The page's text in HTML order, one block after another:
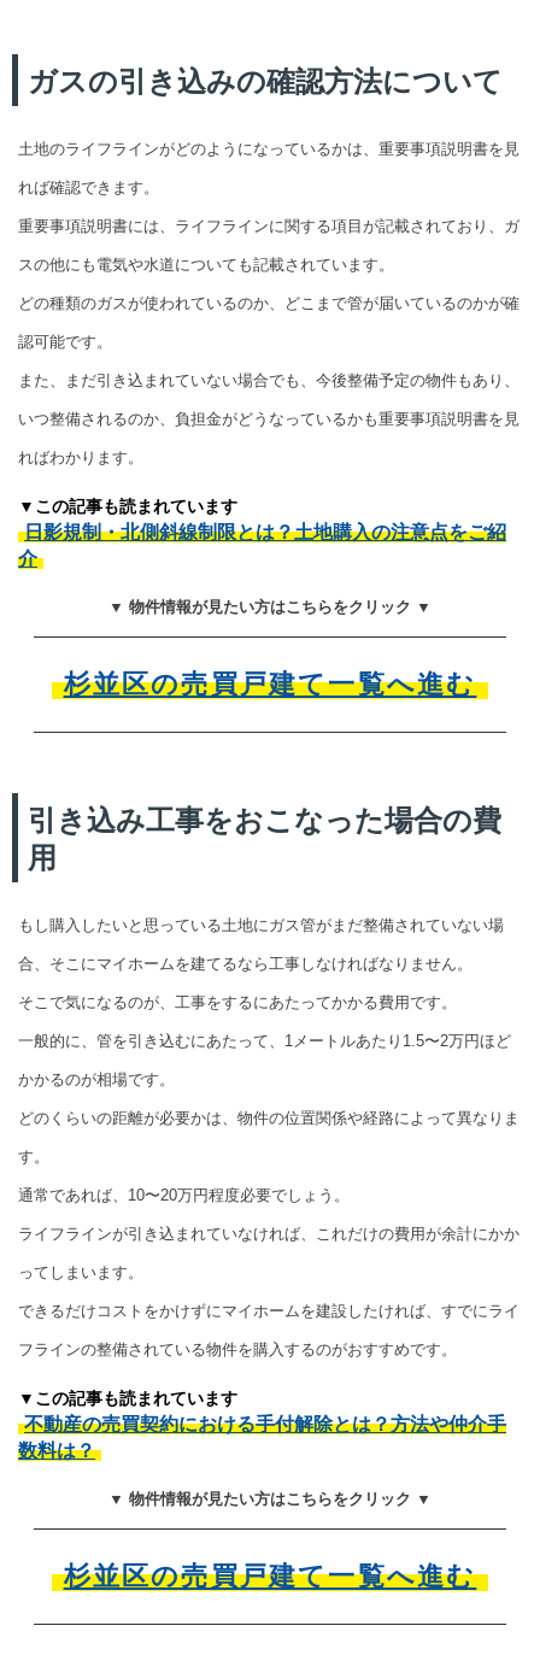
ガスの引き込みの確認方法について
土地のライフラインがどのようになっているかは、重要事項説明書を見
れば確認できます。
重要事項説明書には、ライフラインに関する項目が記載されており、ガ
スの他にも電気や水道についても記載されています。
どの種類のガスが使われているのか、どこまで管が届いているのかが確
認可能です。
また、まだ引き込まれていない場合でも、今後整備予定の物件もあり、
いつ整備されるのか、負担金がどうなっているかも重要事項説明書を見
ればわかります。
▼この記事も読まれています
日影規制・北側斜線制限とは？土地購入の注意点をご紹
介
▼ 物件情報が見たい方はこちらをクリック ▼
杉並区の売買戸建て一覧へ進む
引き込み工事をおこなった場合の費
用
もし購入したいと思っている土地にガス管がまだ整備されていない場
合、そこにマイホームを建てるなら工事しなければなりません。
そこで気になるのが、工事をするにあたってかかる費用です。
一般的に、管を引き込むにあたって、1メートルあたり1.5〜2万円ほど
かかるのが相場です。
どのくらいの距離が必要かは、物件の位置関係や経路によって異なりま
す。
通常であれば、10〜20万円程度必要でしょう。
ライフラインが引き込まれていなければ、これだけの費用が余計にかか
ってしまいます。
できるだけコストをかけずにマイホームを建設したければ、すでにライ
フラインの整備されている物件を購入するのがおすすめです。
▼この記事も読まれています
不動産の売買契約における手付解除とは？方法や仲介手
数料は？
▼ 物件情報が見たい方はこちらをクリック ▼
杉並区の売買戸建て一覧へ進む